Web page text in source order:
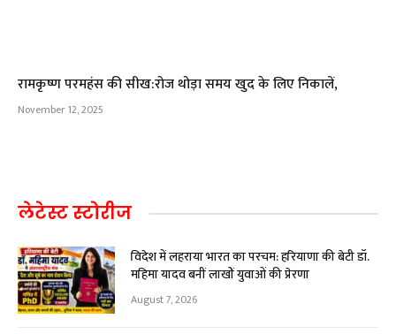
रामकृष्ण परमहंस की सीख:रोज थोड़ा समय खुद के लिए निकालें,
November 12, 2025
लेटेस्ट स्टोरीज
विदेश में लहराया भारत का परचम: हरियाणा की बेटी डॉ.
महिमा यादव बनीं लाखों युवाओं की प्रेरणा
August 7, 2026